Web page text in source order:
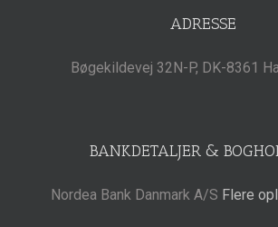
ADRESSE
Bøgekildevej 32N-P, DK-8361
BANKDETALJER &
Nordea Bank Danmark A/S Flere